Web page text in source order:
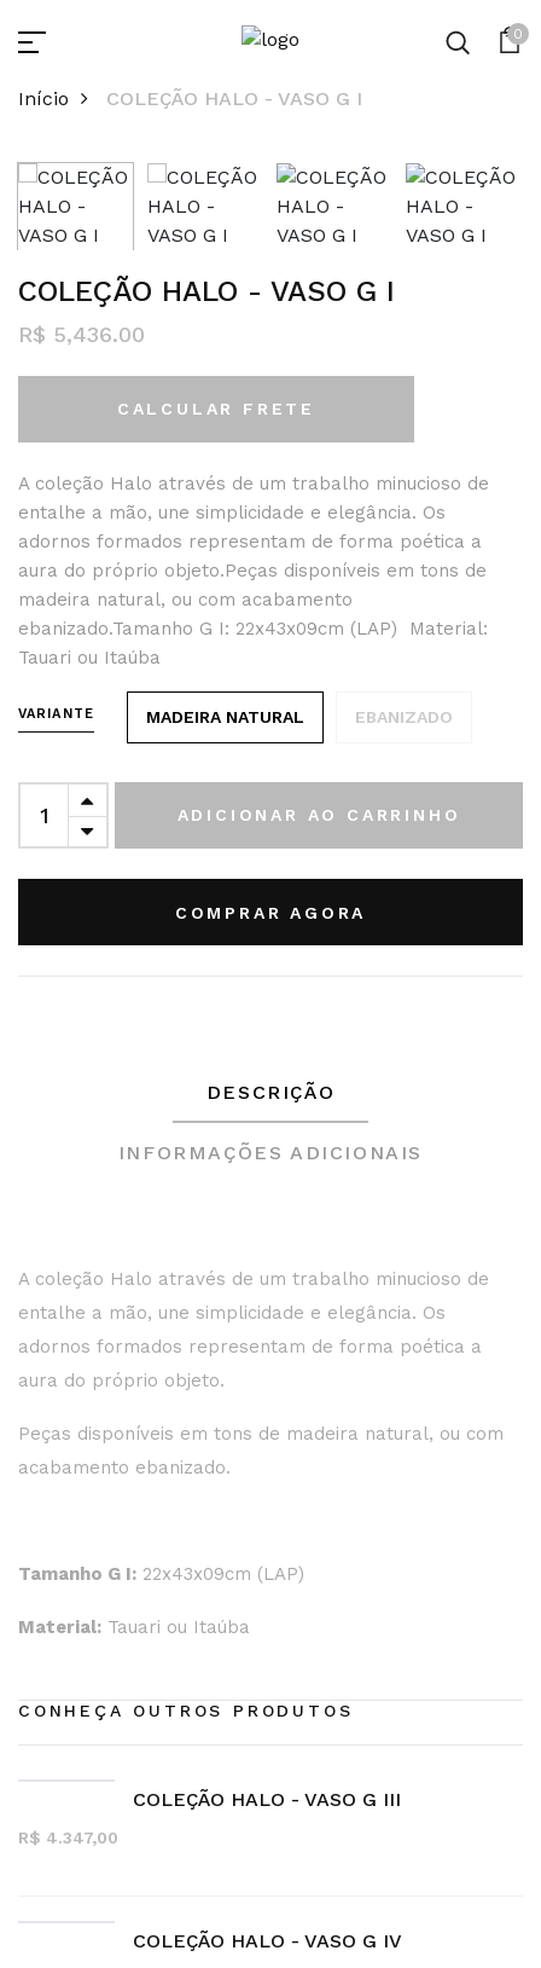
0
Início COLEÇÃO HALO - VASO G I
CONHEÇA OUTROS PRODUTOS
COLEÇÃO HALO - VASO G III
R$ 4.347,00
COLEÇÃO HALO - VASO G IV
COLEÇÃO HALO - VASO G I
R$ 5,436.00
CALCULAR FRETE
A coleção Halo através de um trabalho minucioso de
entalhe a mão, une simplicidade e elegância. Os
adornos formados representam de forma poética a
aura do próprio objeto.Peças disponíveis em tons de
madeira natural, ou com acabamento
ebanizado.Tamanho G I: 22x43x09cm (LAP) Material:
Tauari ou Itaúba
VARIANTE MADEIRA NATURAL EBANIZADO
ADICIONAR AO CARRINHO
COMPRAR AGORA
DESCRIÇÃO
INFORMAÇÕES ADICIONAIS
A coleção Halo através de um trabalho minucioso de
entalhe a mão, une simplicidade e elegância. Os
adornos formados representam de forma poética a
aura do próprio objeto.
Peças disponíveis em tons de madeira natural, ou com
acabamento ebanizado.
Tamanho G I: 22x43x09cm (LAP)
Material: Tauari ou Itaúba